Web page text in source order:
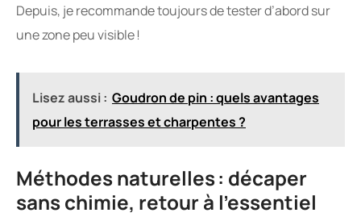
Depuis, je recommande toujours de tester d’abord sur
une zone peu visible !
Lisez aussi : Goudron de pin : quels avantages
pour les terrasses et charpentes ?
Méthodes naturelles : décaper
sans chimie, retour à l’essentiel